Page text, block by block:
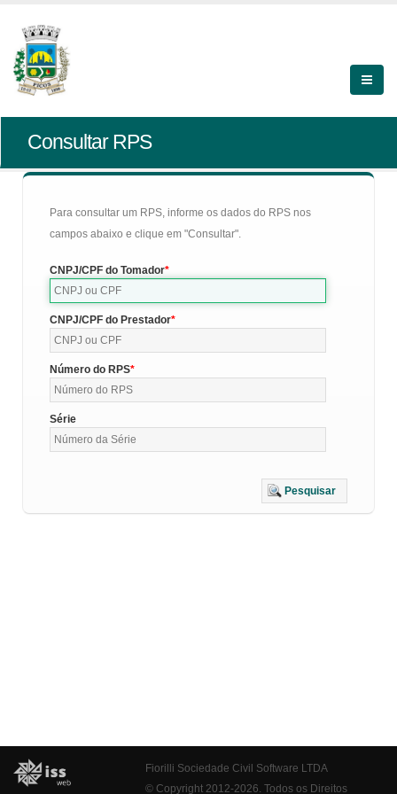
Consultar RPS
Para consultar um RPS, informe os dados do RPS nos
campos abaixo e clique em "Consultar".
CNPJ/CPF do Tomador
CNPJ/CPF do Prestador
Número do RPS
Série
Pesquisar
Fiorilli Sociedade Civil Software LTDA
© Copyright 2012-2026. Todos os Direitos